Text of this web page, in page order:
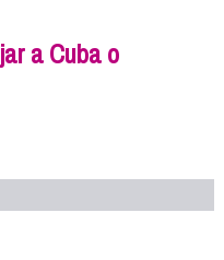
a Cuba o